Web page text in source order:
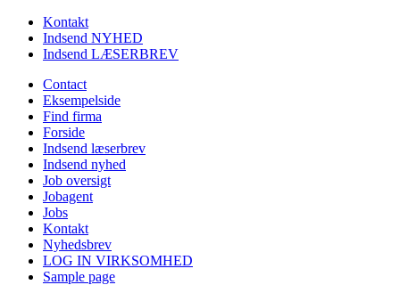
Kontakt
Indsend NYHED
Indsend LÆSERBREV
Contact
Eksempelside
Find firma
Forside
Indsend læserbrev
Indsend nyhed
Job oversigt
Jobagent
Jobs
Kontakt
Nyhedsbrev
LOG IN VIRKSOMHED
Sample page